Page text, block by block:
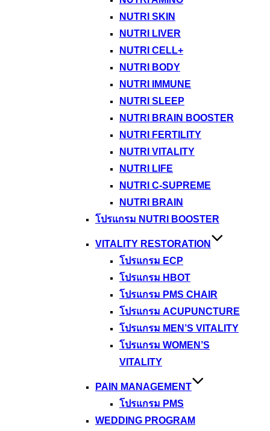
NUTRI SKIN
NUTRI LIVER
NUTRI CELL+
NUTRI BODY
NUTRI IMMUNE
NUTRI SLEEP
NUTRI BRAIN BOOSTER
NUTRI FERTILITY
NUTRI VITALITY
NUTRI LIFE
NUTRI C-SUPREME
NUTRI BRAIN
โปรแกรม NUTRI BOOSTER
VITALITY RESTORATION
โปรแกรม ECP
โปรแกรม HBOT
โปรแกรม PMS CHAIR
โปรแกรม ACUPUNCTURE
โปรแกรม MEN’S VITALITY
โปรแกรม WOMEN’S
VITALITY
PAIN MANAGEMENT
โปรแกรม PMS
WEDDING PROGRAM